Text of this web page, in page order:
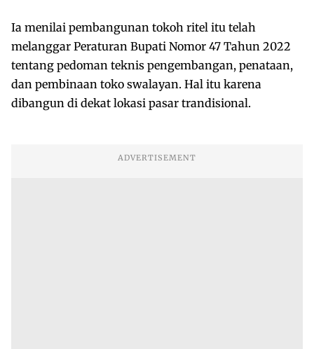
Ia menilai pembangunan tokoh ritel itu telah
melanggar Peraturan Bupati Nomor 47 Tahun 2022
tentang pedoman teknis pengembangan, penataan,
dan pembinaan toko swalayan. Hal itu karena
dibangun di dekat lokasi pasar trandisional.